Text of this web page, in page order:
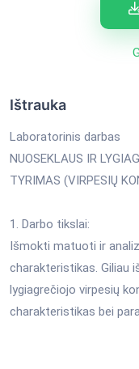
Ištrauka
Laboratorinis darbas
NUOSEKLAUS IR
TYRIMAS (VIRPESIŲ
1. Darbo tikslai:
Išmokti matuoti ir
charakteristikas. Giliau
lygiagrečiojo virpesių
charakteristikas bei